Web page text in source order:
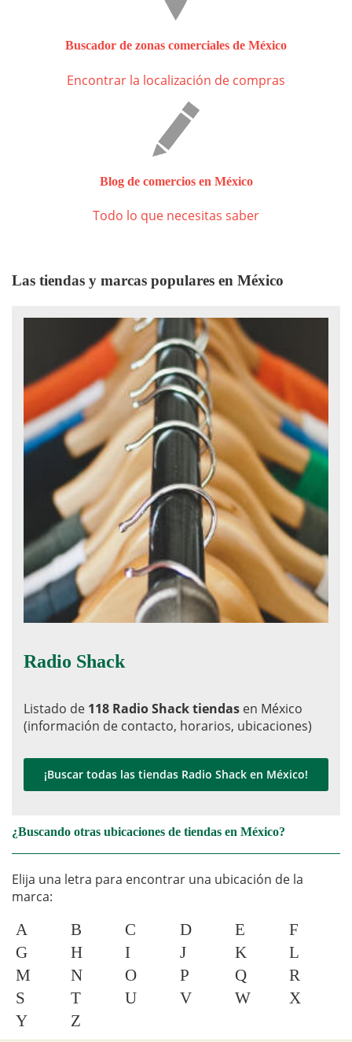
Buscador de zonas comerciales de México
Encontrar la localización de compras
Blog de comercios en México
Todo lo que necesitas saber
Las tiendas y marcas populares en México
Radio Shack
Listado de 118 Radio Shack tiendas en México
(información de contacto, horarios, ubicaciones)
¡Buscar todas las tiendas Radio Shack en México!
¿Buscando otras ubicaciones de tiendas en México?
Elija una letra para encontrar una ubicación de la
marca:
A B C D E
F
G
H I J K
L
M
N O P Q
R
S
T U V W
X
Y
Z